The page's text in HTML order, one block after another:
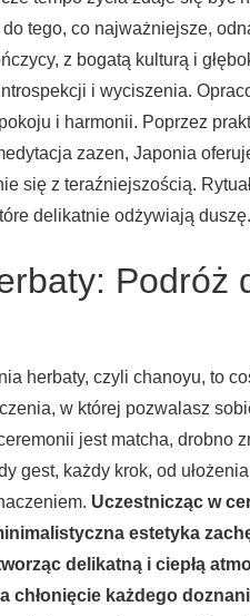
tego, co najważniejsze,
z bogatą kulturą i
i wyciszenia.
i harmonii. Poprzez
zazen, Japonia
się z teraźniejszością.
delikatnie odżywiają duszę.
Podróż
herbaty, czyli chanoyu, to
w której pozwalasz
jest matcha, drobno
gest, każdy krok, od
Uczestnicząc w
estetyka
delikatną i ciepłą
chłonięcie każdego